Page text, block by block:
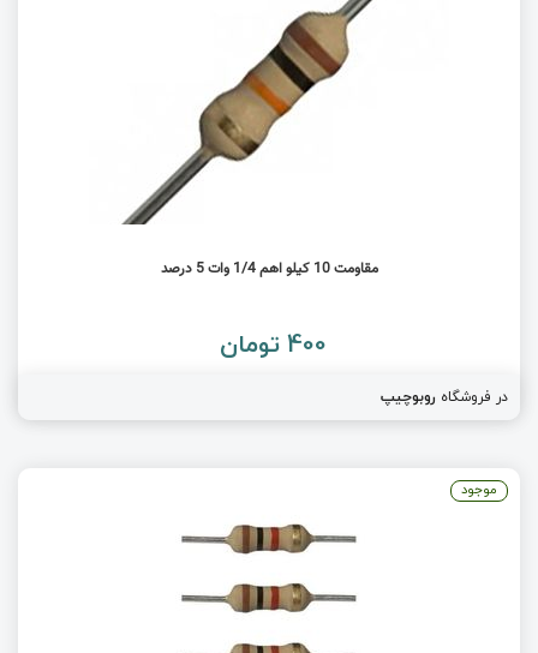
مقاومت 10 کیلو اهم 1/4 وات 5 درصد
400 تومان
در فروشگاه روبوچیپ
موجود